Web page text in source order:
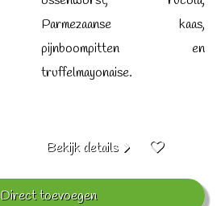
Parmezaanse kaas,
pijnboompitten en
truffelmayonaise.
Bekijk details
Direct toevoegen